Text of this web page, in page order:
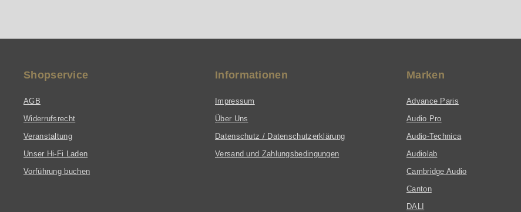
Shopservice
AGB
Widerrufsrecht
Veranstaltung
Unser Hi-Fi Laden
Vorführung buchen
Informationen
Impressum
Über Uns
Datenschutz / Datenschutzerklärung
Versand und Zahlungsbedingungen
Marken
Advance Paris
Audio Pro
Audio-Technica
Audiolab
Cambridge Audio
Canton
DALI